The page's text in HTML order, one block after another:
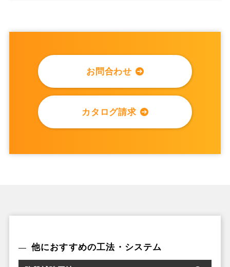
お問合わせ
カタログ請求
他におすすめの工法・システム